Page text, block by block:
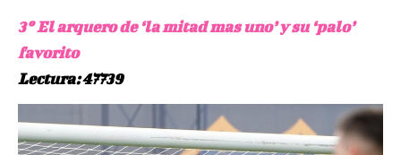
3º El arquero de ‘la mitad mas uno’ y su ‘palo’
favorito
Lectura: 47739